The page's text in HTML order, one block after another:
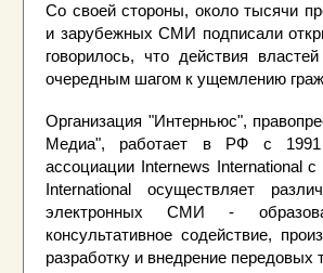
Со своей стороны, около тысячи
и зарубежных СМИ подписали
говорилось, что действия
очередным шагом к ущемлению
Организация "Интерньюс",
Медиа", работает в РФ с 1991
ассоциации Internews International
International осуществляет
электронных СМИ -
консультативное содействие,
разработку и внедрение передовых